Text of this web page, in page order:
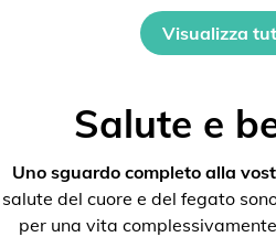
Visualizza
Salute e
Uno sguardo completo alla
salute del cuore e del fegato
per una vita